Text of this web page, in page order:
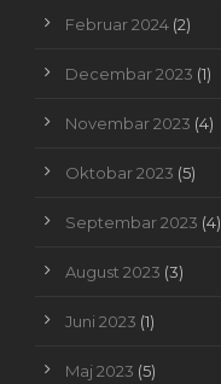
Februar 2024 (2)
Decembar 2023 (1)
Novembar 2023 (4)
Oktobar 2023 (5)
Septembar 2023 (4)
August 2023 (3)
Juni 2023 (1)
Maj 2023 (5)